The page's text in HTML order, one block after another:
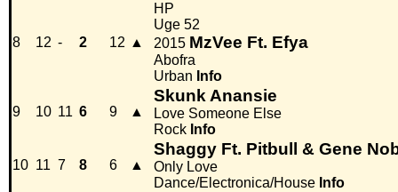
8 12 - 2 12 ▲
HP
Uge 52
2015 MzVee Ft. Efya
Abofra
Urban Info
9 10 11 6 9 ▲
Skunk Anansie
Love Someone Else
Rock Info
10 11 7 8 6 ▲
Shaggy Ft. Pitbull & Gene
Only Love
Dance/Electronica/House Info